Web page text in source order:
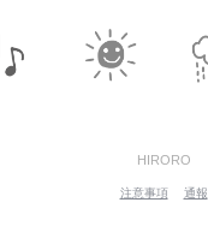
HIRORO
注意事項 通報